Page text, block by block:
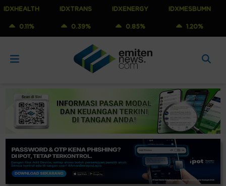
IDXTRANS
0.39%
IDXENERGY
0.85%
IDXMESBUMN
1.20%